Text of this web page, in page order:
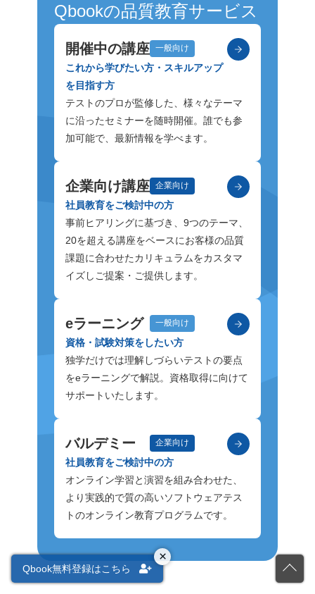
Qbookの品質教育サービス
開催中の講座 一般向け
これから学びたい方・スキルアップ
を目指す方
テストのプロが監修した、様々なテーマ
に沿ったセミナーを随時開催。誰でも参
加可能で、最新情報を学べます。
企業向け講座 企業向け
社員教育をご検討中の方
事前ヒアリングに基づき、9つのテーマ、
20を超える講座をベースにお客様の品質
課題に合わせたカリキュラムをカスタマ
イズしご提案・ご提供します。
eラーニング 一般向け
資格・試験対策をしたい方
独学だけでは理解しづらいテストの要点
をeラーニングで解説。資格取得に向けて
サポートいたします。
バルデミー 企業向け
社員教育をご検討中の方
オンライン学習と演習を組み合わせた、
より実践的で質の高いソフトウェアテス
トのオンライン教育プログラムです。
×
Qbook無料登録はこちら